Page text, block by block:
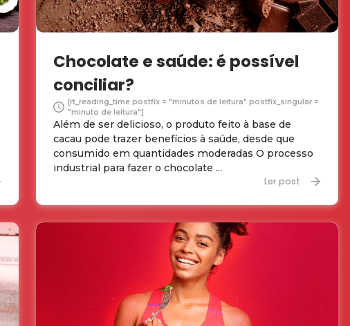
Chocolate e saúde: é possível
conciliar?
[rt_reading_time postfix = "minutos de leitura" postfix_singular =
"minuto de leitura"]
Além de ser delicioso, o produto feito à base de
cacau pode trazer benefícios à saúde, desde que
consumido em quantidades moderadas O processo
industrial para fazer o chocolate ...
Ler post